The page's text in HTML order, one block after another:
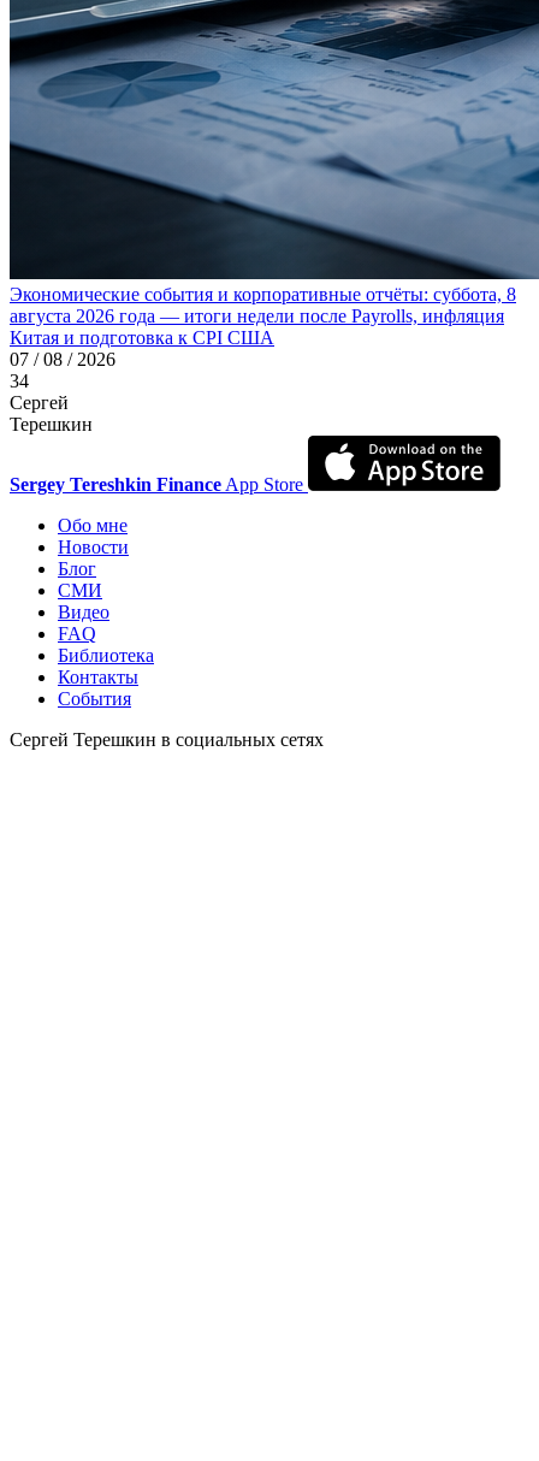
Экономические события и корпоративные отчёты: суббота, 8
августа 2026 года — итоги недели после Payrolls, инфляция
Китая и подготовка к CPI США
07 / 08 / 2026
34
Сергей
Терешкин
Sergey Tereshkin Finance App Store
Обо мне
Новости
Блог
СМИ
Видео
FAQ
Библиотека
Контакты
События
Сергей Терешкин в социальных сетях